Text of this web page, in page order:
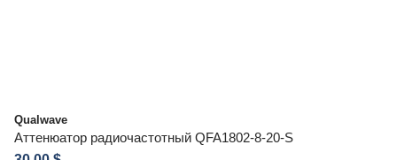
Qualwave
Аттенюатор радиочастотный QFA1802-8-20-S